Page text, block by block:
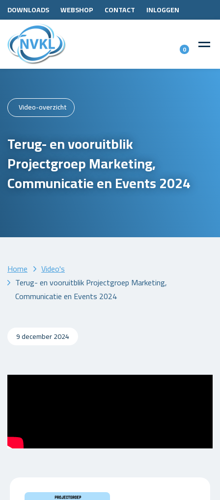
DOWNLOADS WEBSHOP CONTACT INLOGGEN
0
Video-overzicht
Terug- en vooruitblik
Projectgroep Marketing,
Communicatie en Events 2024
Home
Video's
Terug- en vooruitblik Projectgroep Marketing,
Communicatie en Events 2024
9 december 2024